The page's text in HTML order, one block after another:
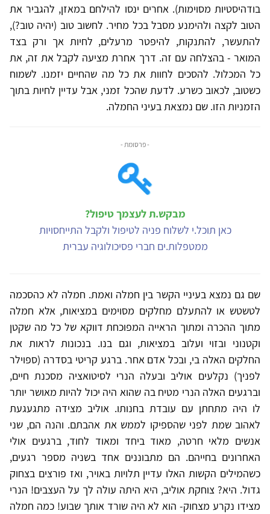
בודהיסטיות מסוימות). אחרים ינסו להילחם במאזן, להגביר את
הטוב לקצה ולהימנע מסבל בכל מחיר. לחשוב טוב (יהיה טוב?),
להתעשר, להתנקות, להיפטר מרעלים, לחיות אך ורק בצד
המואר - בהצלחה עם זה. דרך אחרת מציעה לקבל את זה, את
כל המכלול. להסכים לחוות את כל מה שהחיים יזמנו. לשמוח
כשטוב, לכאוב כשרע. לדעת שהכל זמני, אבל עדיין לחיות בתוך
הזמניות הזו. שם נמצאת בעיני החמלה.
- פרסומת -
מבקש.ת לעצמך טיפול?
כאן תוכל.י לשלוח פניה לטיפול ולקבל התייחסויות
ממטפלות.ים חברי פסיכולוגיה עברית
שם גם נמצא בעיניי הקשר בין חמלה ואמת. חמלה לא כהסכמה
לטשטש או להתעלם מחלקים מסוימים במציאות, אלא חמלה
מתוך ההכרה ומתוך הראייה המפוכחת דווקא של כל מה שקטן
וקטנוני ובזוי ועלוב במציאות, וגם בנו. בנכונות לראות את
החלקים האלה בי, ובכל אדם אחר. ברגע קריטי בסדרה (ספוילר
לפניך) נקלעים אוליב ובעלה הנרי לסיטואציה מסכנת חיים,
וברגעים האלה הנרי מטיח בה שהוא היה יכול להיות מאושר יותר
לו היה מתחתן עם עובדת בחנותו. אוליב מצידה מתגעגעת
לאהוב שמת לפני שהספיקו לממש את אהבתם. והנה הם, שני
אנשים מלאי חרטה, מאוד ביחד ומאוד לחוד, ברגעים אולי
האחרונים בחייהם. הם מתבוננים אחד בשניה מספר רגעים,
כשהמילים הקשות האלו עדיין תלויות באויר, ואז פורצים בצחוק
גדול. היא? צוחקת אוליב, היא היתה עולה לך על העצבים! הנרי
מצידו נקרע מצחוק- הוא לא היה שורד אותך שבוע! כמה חמלה